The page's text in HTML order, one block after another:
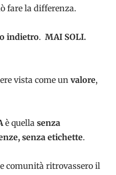
fare la differenza.
indietro. MAI SOLI.
vista come un valore,
è quella senza
senza etichette.
comunità ritrovassero il